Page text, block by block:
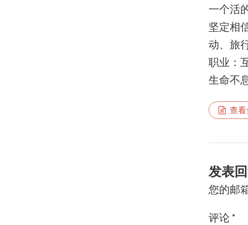
一个活
坚定相
动、旅
职业：
生命不
查
发表
您的邮
评论*